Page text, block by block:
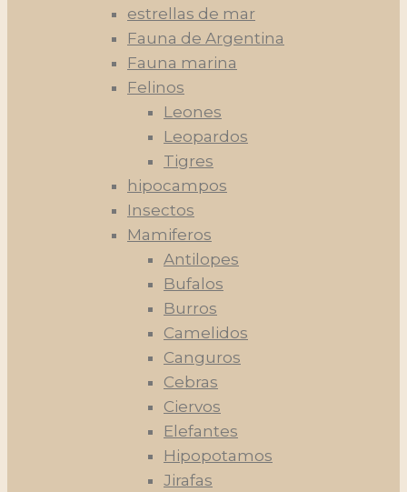
estrellas de mar
Fauna de Argentina
Fauna marina
Felinos
Leones
Leopardos
Tigres
hipocampos
Insectos
Mamiferos
Antilopes
Bufalos
Burros
Camelidos
Canguros
Cebras
Ciervos
Elefantes
Hipopotamos
Jirafas